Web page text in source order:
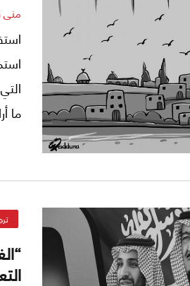
منى
ما